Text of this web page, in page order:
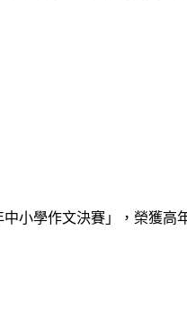
小學作文決賽」，榮獲高